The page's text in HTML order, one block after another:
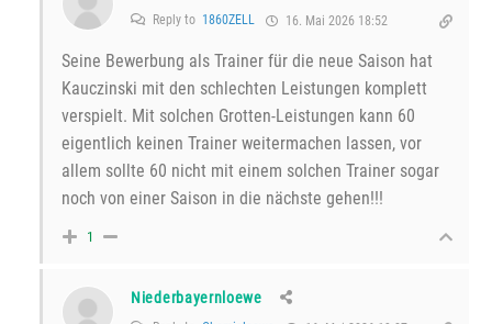
Reply to 1860ZELL 16. Mai 2026 18:52
Seine Bewerbung als Trainer für die neue Saison hat
Kauczinski mit den schlechten Leistungen komplett
verspielt. Mit solchen Grotten-Leistungen kann 60
eigentlich keinen Trainer weitermachen lassen, vor
allem sollte 60 nicht mit einem solchen Trainer sogar
noch von einer Saison in die nächste gehen!!!
1
Niederbayernloewe